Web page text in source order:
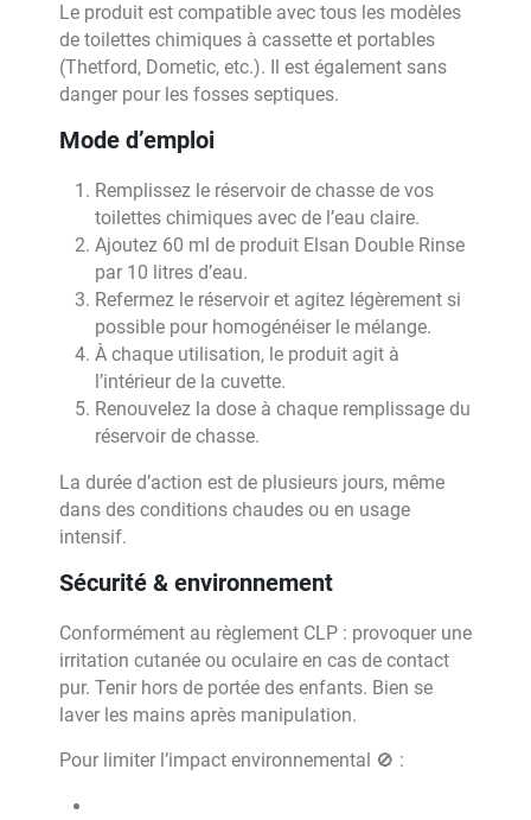
Le produit est compatible avec tous les modèles
de toilettes chimiques à cassette et portables
(Thetford, Dometic, etc.). Il est également sans
danger pour les fosses septiques.
Mode d’emploi
Remplissez le réservoir de chasse de vos
toilettes chimiques avec de l’eau claire.
Ajoutez 60 ml de produit Elsan Double Rinse
par 10 litres d’eau.
Refermez le réservoir et agitez légèrement si
possible pour homogénéiser le mélange.
À chaque utilisation, le produit agit à
l’intérieur de la cuvette.
Renouvelez la dose à chaque remplissage du
réservoir de chasse.
La durée d’action est de plusieurs jours, même
dans des conditions chaudes ou en usage
intensif.
Sécurité & environnement
Conformément au règlement CLP : provoquer une
irritation cutanée ou oculaire en cas de contact
pur. Tenir hors de portée des enfants. Bien se
laver les mains après manipulation.
Pour limiter l’impact environnemental 🚫 :